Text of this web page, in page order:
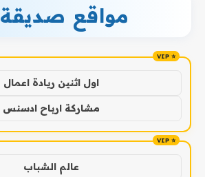
مواقع صديقة
اول اثنين ريادة اعمال
مشاركة ارباح ادسنس
عالم الشباب